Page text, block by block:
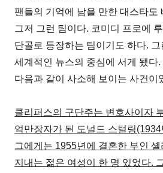
팬들의 기억에 남을 만한 대스타도
그저 그런 팀이다. 코미디 프로에
단골로 등장하는 팀이기도 하다.
세계적인 뉴스의 중심에 서게 됐다
다음과 같이 사소해 보이는 사건이
클리퍼스의 구단주는 변호사이자
억만장자가 된 도널드 스털링
그에게는 1955년에 결혼한 부인 셸
지내는 젊은 여성이 한 명 있었다.